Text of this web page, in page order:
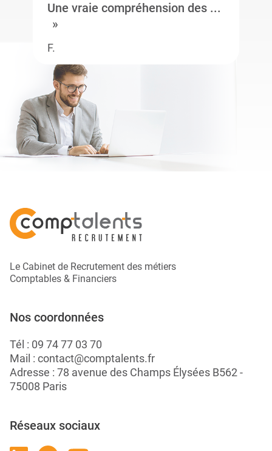
Une vraie compréhension des ...
F.
Le Cabinet de Recrutement des métiers
Comptables & Financiers
Nos coordonnées
Tél : 09 74 77 03 70
Mail : contact@comptalents.fr
Adresse : 78 avenue des Champs Élysées B562 -
75008 Paris
Réseaux sociaux